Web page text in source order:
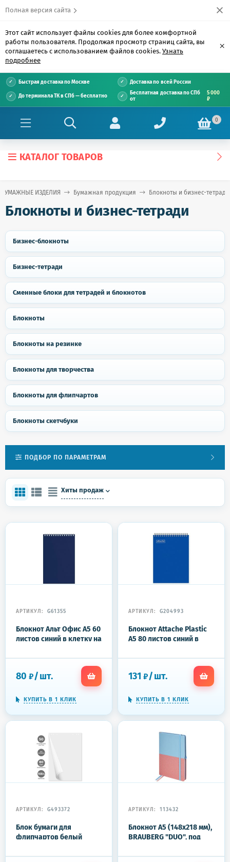
Полная версия сайта
Этот сайт использует файлы cookies для более комфортной
работы пользователя. Продолжая просмотр страниц сайта, вы
соглашаетесь с использованием файлов cookies. Узнать
подробнее
×
Быстрая доставка по Москве Доставка по всей России
До терминала ТК в СПб — бесплатно
Бесплатная доставка по СПб
от
5 000
₽
0
КАТАЛОГ ТОВАРОВ
БУМАЖНЫЕ ИЗДЕЛИЯ Бумажная продукция Блокноты и бизнес-тетради
Блокноты и бизнес-тетради
Бизнес-блокноты
Бизнес-тетради
Сменные блоки для тетрадей и блокнотов
Блокноты
Блокноты на резинке
Блокноты для творчества
Блокноты для флипчартов
Блокноты скетчбуки
ПОДБОР ПО ПАРАМЕТРАМ
Хиты продаж
АРТИКУЛ: G61355
Блокнот Альт Офис A5 60
листов синий в клетку на
80 ₽/шт.
КУПИТЬ В 1 КЛИК
АРТИКУЛ: G204993
Блокнот Attache Plastic
А5 80 листов синий в
(150x210 мм)
131 ₽/шт.
КУПИТЬ В 1 КЛИК
АРТИКУЛ: G493372
Блок бумаги для
флипчартов белый
80гр.
АРТИКУЛ: 113432
Блокнот А5 (148х218 мм),
BRAUBERG "DUO", под
клетка, голубой/